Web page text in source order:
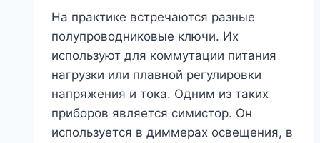
и
отопление
На практике встречаются разные
полупроводниковые ключи. Их
используют для коммутации питания
нагрузки или плавной регулировки
напряжения и тока. Одним из таких
приборов является симистор. Он
используется в диммерах освещения, в